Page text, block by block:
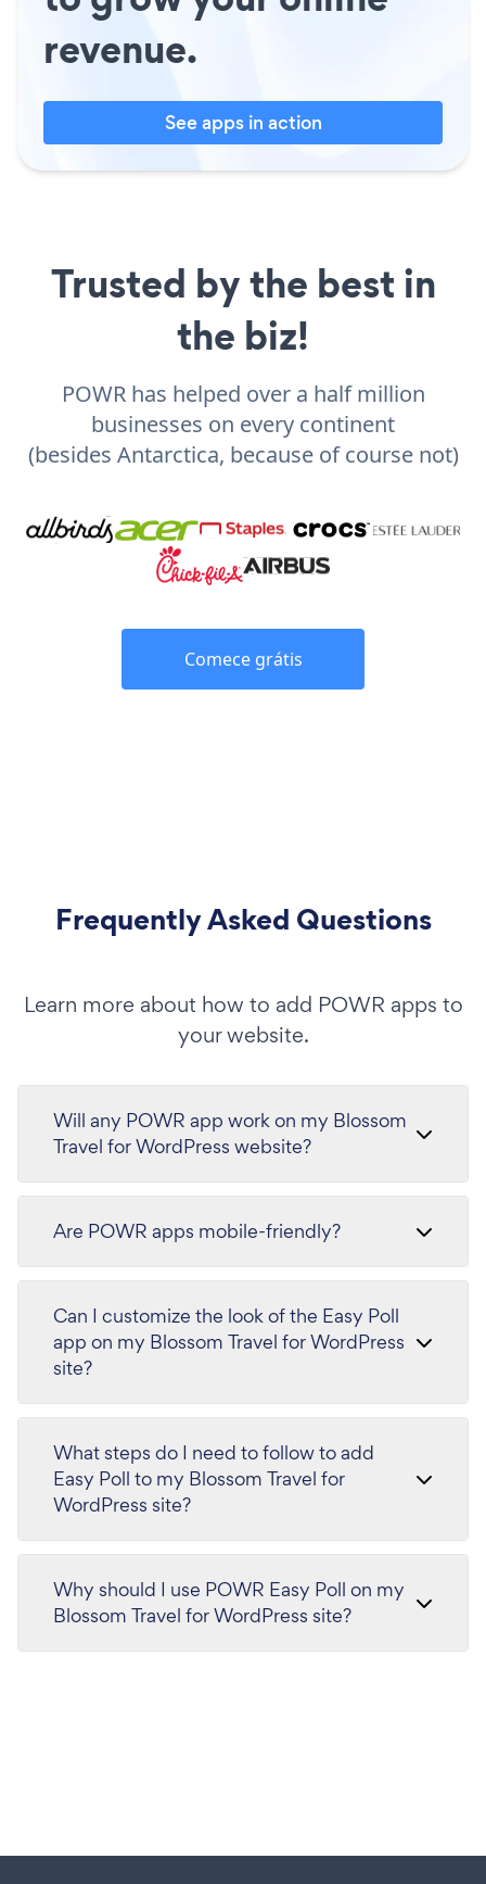
revenue.
See apps in action
Trusted by the best in
the biz!
POWR has helped over a half million
businesses on every continent
(besides Antarctica, because of course not)
Comece grátis
Frequently Asked Questions
Learn more about how to add POWR apps to
your website.
Will any POWR app work on my Blossom
Travel for WordPress website?
Are POWR apps mobile-friendly?
Can I customize the look of the Easy Poll
app on my Blossom Travel for WordPress
site?
What steps do I need to follow to add
Easy Poll to my Blossom Travel for
WordPress site?
Why should I use POWR Easy Poll on my
Blossom Travel for WordPress site?